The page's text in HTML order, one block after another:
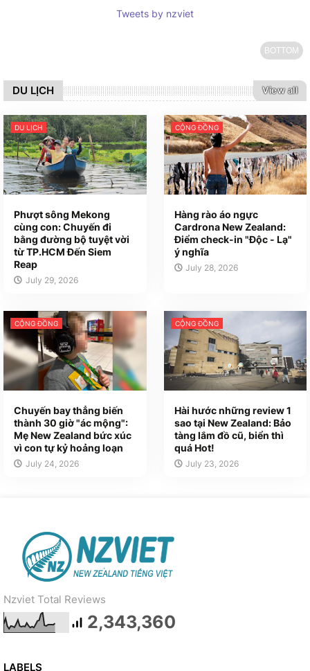
Tweets by nzviet
BOTTOM
DU LỊCH View all
DU LỊCH
Phượt sông Mekong
cùng con: Chuyến đi
bằng đường bộ tuyệt vời
từ TP.HCM Đến Siem
Reap
July 29, 2026
CỘNG ĐỒNG
Hàng rào áo ngực
Cardrona New Zealand:
Điểm check-in "Độc - Lạ"
ý nghĩa
July 28, 2026
CỘNG ĐỒNG
Chuyến bay thẳng biến
thành 30 giờ "ác mộng":
Mẹ New Zealand bức xúc
vì con tự kỷ hoảng loạn
July 24, 2026
CỘNG ĐỒNG
Hài hước những review 1
sao tại New Zealand: Bảo
tàng lắm đồ cũ, biển thì
quá Hot!
July 23, 2026
Nzviet Total Reviews
2,343,360
LABELS